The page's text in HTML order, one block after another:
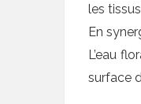
les
En
L’eau
surface